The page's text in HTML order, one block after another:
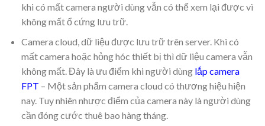
khi có mất camera người dùng vẫn có thể xem lại được vì
không mất ổ cứng lưu trữ.
Camera cloud, dữ liệu được lưu trữ trên server. Khi có
mất camera hoặc hỏng hóc thiết bị thì dữ liệu camera vẫn
không mất. Đây là ưu điểm khi người dùng lắp camera
FPT – Một sản phẩm camera cloud có thương hiệu hiện
nay. Tuy nhiên nhược điểm của camera này là người dùng
cần đóng cước thuê bao hàng tháng.